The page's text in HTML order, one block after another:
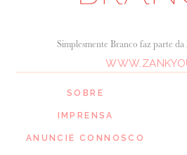
SOBRE
IMPRENSA
ANUNCIE CONNOSCO
Simplesmente Branco faz parte